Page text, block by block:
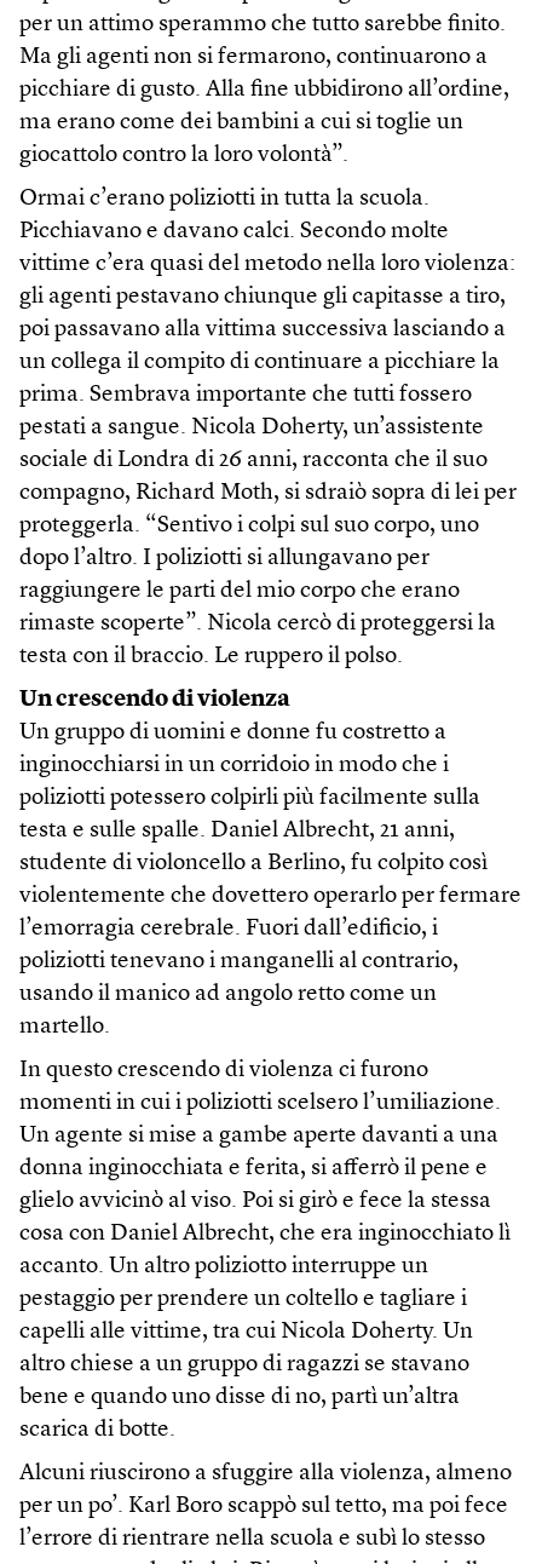
per un attimo sperammo che tutto sarebbe finito.
Ma gli agenti non si fermarono, continuarono a
picchiare di gusto. Alla fine ubbidirono all’ordine,
ma erano come dei bambini a cui si toglie un
giocattolo contro la loro volontà”.
Ormai c’erano poliziotti in tutta la scuola.
Picchiavano e davano calci. Secondo molte
vittime c’era quasi del metodo nella loro violenza:
gli agenti pestavano chiunque gli capitasse a tiro,
poi passavano alla vittima successiva lasciando a
un collega il compito di continuare a picchiare la
prima. Sembrava importante che tutti fossero
pestati a sangue. Nicola Doherty, un’assistente
sociale di Londra di 26 anni, racconta che il suo
compagno, Richard Moth, si sdraiò sopra di lei per
proteggerla. “Sentivo i colpi sul suo corpo, uno
dopo l’altro. I poliziotti si allungavano per
raggiungere le parti del mio corpo che erano
rimaste scoperte”. Nicola cercò di proteggersi la
testa con il braccio. Le ruppero il polso.
Un crescendo di violenza
Un gruppo di uomini e donne fu costretto a
inginocchiarsi in un corridoio in modo che i
poliziotti potessero colpirli più facilmente sulla
testa e sulle spalle. Daniel Albrecht, 21 anni,
studente di violoncello a Berlino, fu colpito così
violentemente che dovettero operarlo per fermare
l’emorragia cerebrale. Fuori dall’edificio, i
poliziotti tenevano i manganelli al contrario,
usando il manico ad angolo retto come un
martello.
In questo crescendo di violenza ci furono
momenti in cui i poliziotti scelsero l’umiliazione.
Un agente si mise a gambe aperte davanti a una
donna inginocchiata e ferita, si afferrò il pene e
glielo avvicinò al viso. Poi si girò e fece la stessa
cosa con Daniel Albrecht, che era inginocchiato lì
accanto. Un altro poliziotto interruppe un
pestaggio per prendere un coltello e tagliare i
capelli alle vittime, tra cui Nicola Doherty. Un
altro chiese a un gruppo di ragazzi se stavano
bene e quando uno disse di no, partì un’altra
scarica di botte.
Alcuni riuscirono a sfuggire alla violenza, almeno
per un po’. Karl Boro scappò sul tetto, ma poi fece
l’errore di rientrare nella scuola e subì lo stesso